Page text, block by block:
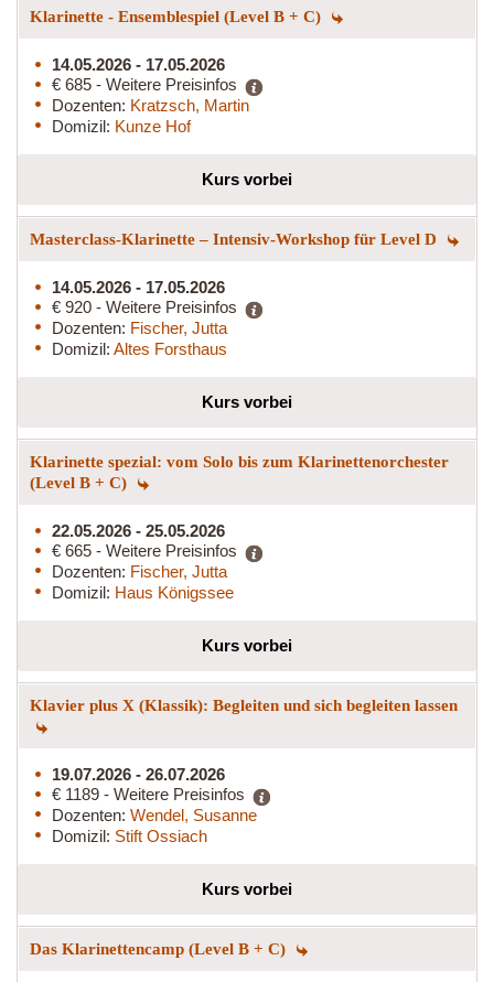
Klarinette - Ensemblespiel (Level B + C)
14.05.2026 - 17.05.2026
€ 685 - Weitere Preisinfos
Dozenten: Kratzsch, Martin
Domizil: Kunze Hof
Kurs vorbei
Masterclass-Klarinette – Intensiv-Workshop für Level D
14.05.2026 - 17.05.2026
€ 920 - Weitere Preisinfos
Dozenten: Fischer, Jutta
Domizil: Altes Forsthaus
Kurs vorbei
Klarinette spezial: vom Solo bis zum Klarinettenorchester
(Level B + C)
22.05.2026 - 25.05.2026
€ 665 - Weitere Preisinfos
Dozenten: Fischer, Jutta
Domizil: Haus Königssee
Kurs vorbei
Klavier plus X (Klassik): Begleiten und sich begleiten lassen
19.07.2026 - 26.07.2026
€ 1189 - Weitere Preisinfos
Dozenten: Wendel, Susanne
Domizil: Stift Ossiach
Kurs vorbei
Das Klarinettencamp (Level B + C)